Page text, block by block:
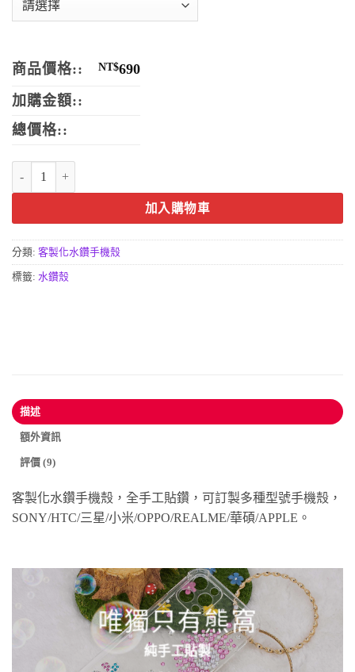
商品價格:: NT$690
加購金額::
總價格::
加入購物車
分類: 客製化水鑽手機殼
標籤: 水鑽殼
描述
額外資訊
評價 (9)
客製化水鑽手機殼，全手工貼鑽，可訂製多種型號手機殼，
SONY/HTC/三星/小米/OPPO/REALME/華碩/APPLE。
唯獨只有熊窩
純手工貼製